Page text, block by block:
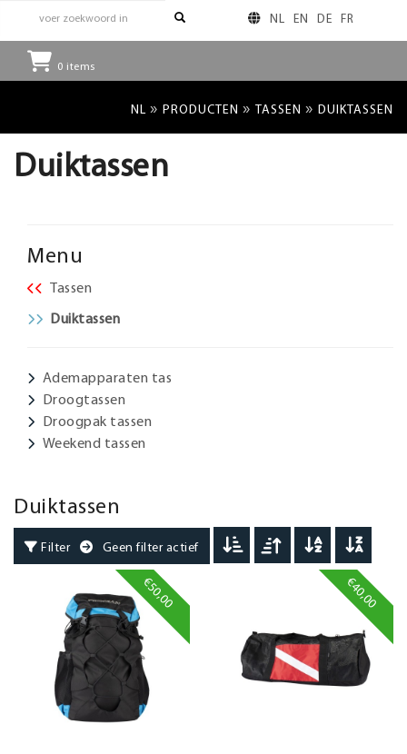
NL EN DE FR
0 items
NL » PRODUCTEN » TASSEN » DUIKTASSEN
Duiktassen
Menu
Tassen
Duiktassen
Ademapparaten tas
Droogtassen
Droogpak tassen
Weekend tassen
Duiktassen
Filter Geen filter actief
€50,00 €40,00